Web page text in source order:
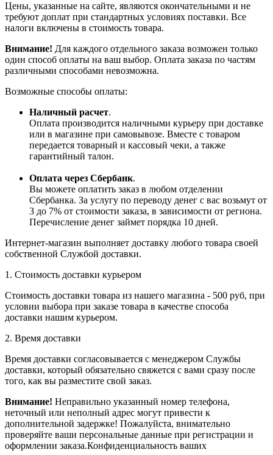
Цены, указанные на сайте, являются окончательными и не
требуют доплат при стандартных условиях поставки. Все
налоги включены в стоимость товара.
Внимание! Для каждого отдельного заказа возможен только
один способ оплаты на ваш выбор. Оплата заказа по частям
различными способами невозможна.
Возможные способы оплаты:
Наличный расчет.
Оплата производится наличными курьеру при доставке
или в магазине при самовывозе. Вместе с товаром
передается товарный и кассовый чеки, а также
гарантийный талон.
Оплата через Сбербанк.
Вы можете оплатить заказ в любом отделении
Сбербанка. За услугу по переводу денег с вас возьмут от
3 до 7% от стоимости заказа, в зависимости от региона.
Перечисление денег займет порядка 10 дней.
Интернет-магазин выполняет доставку любого товара своей
собственной Службой доставки.
1. Стоимость доставки курьером
Стоимость доставки товара из нашего магазина - 500 руб, при
условии выбора при заказе товара в качестве способа
доставки нашим курьером.
2. Время доставки
Время доставки согласовывается с менеджером Службы
доставки, который обязательно свяжется с вами сразу после
того, как вы разместите свой заказ.
Внимание! Неправильно указанный номер телефона,
неточный или неполный адрес могут привести к
дополнительной задержке! Пожалуйста, внимательно
проверяйте ваши персональные данные при регистрации и
оформлении заказа.Конфиденциальность ваших